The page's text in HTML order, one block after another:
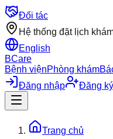
Đối tác
Hệ thống đặt lịch
English
BCare
Bệnh việnPhòng khám
Đăng nhập
Đăng ký
Trang chủ